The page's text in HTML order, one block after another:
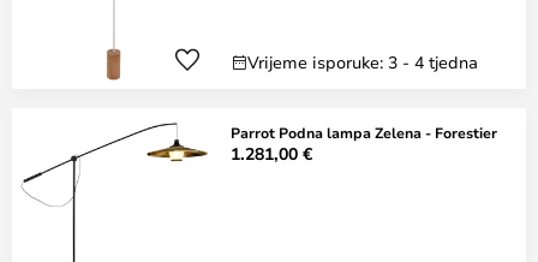
Vrijeme isporuke: 3 - 4 tjedna
Parrot Podna lampa Zelena - Forestier
1.281,00 €